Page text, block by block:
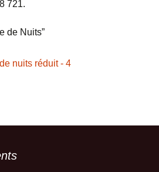
721.
de Nuits”